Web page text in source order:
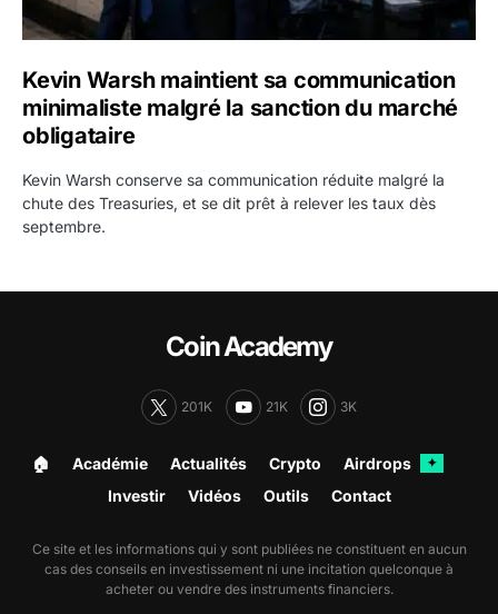
Kevin Warsh maintient sa communication
minimaliste malgré la sanction du marché
obligataire
Kevin Warsh conserve sa communication réduite malgré la
chute des Treasuries, et se dit prêt à relever les taux dès
septembre.
Coin Academy
201K 21K 3K
🏠︎ Académie Actualités Crypto Airdrops ✦
Investir Vidéos Outils Contact
Ce site et les informations qui y sont publiées ne constituent en aucun
cas des conseils en investissement ni une incitation quelconque à
acheter ou vendre des instruments financiers.